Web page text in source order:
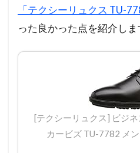
「テクシーリュクス TU-
った良かった点を紹介しま
[テクシーリュクス] ビジ
カービズ TU-7782 メ